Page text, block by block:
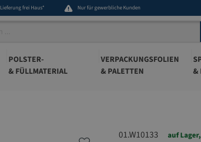
Lieferung frei Haus* Nur für gewerbliche Kunden
POLSTER-
& FÜLLMATERIAL
VERPACKUNGSFOLIEN
& PALETTEN
&
01.W10133 auf